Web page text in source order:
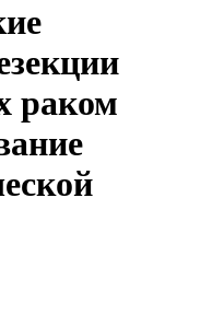
раком